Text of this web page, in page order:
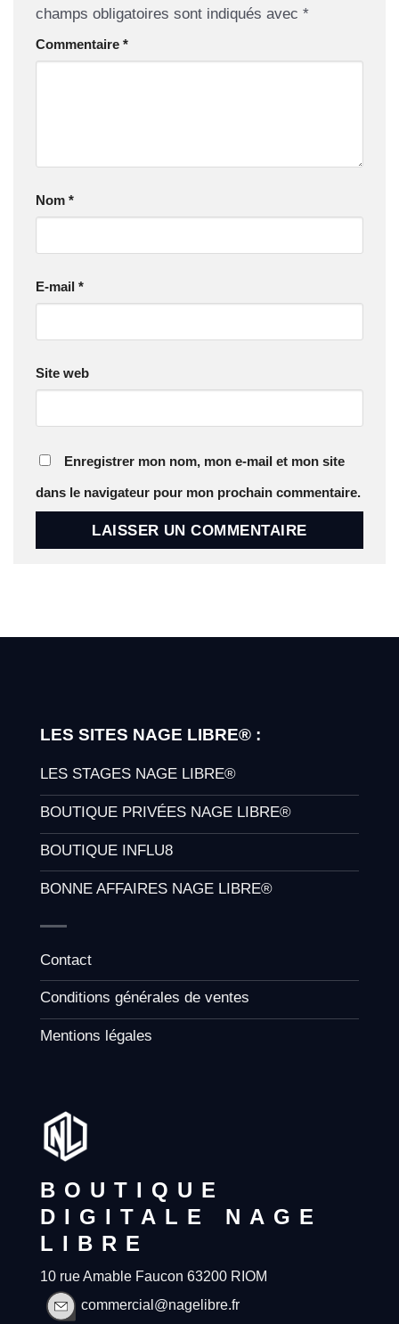
champs obligatoires sont indiqués avec *
Commentaire *
Nom *
E-mail *
Site web
Enregistrer mon nom, mon e-mail et mon site
dans le navigateur pour mon prochain commentaire.
BOUTIQUE
DIGITALE NAGE
LIBRE
10 rue Amable Faucon 63200 RIOM
commercial@nagelibre.fr
LES SITES NAGE LIBRE® :
LES STAGES NAGE LIBRE®
BOUTIQUE PRIVÉES NAGE LIBRE®
BOUTIQUE INFLU8
BONNE AFFAIRES NAGE LIBRE®
Contact
Conditions générales de ventes
Mentions légales